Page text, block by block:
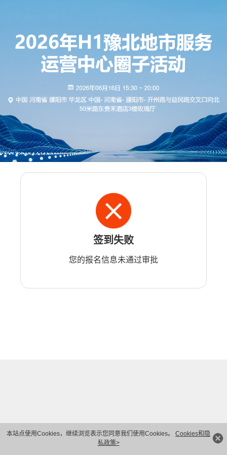
本站点使用Cookies，继续浏览表示您同意我们使用Cookies。 Cookies和隐
私政策>
签到失败
您的报名信息未通过审批